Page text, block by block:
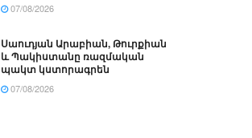
07/08/2026
Սաուդյան Արաբիան, Թուրքիան
և Պակիստանը ռազմական
պակտ կստորագրեն
07/08/2026